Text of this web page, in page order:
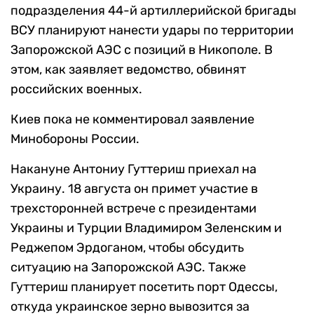
подразделения 44-й артиллерийской бригады
ВСУ планируют нанести удары по территории
Запорожской АЭС с позиций в Никополе. В
этом, как заявляет ведомство, обвинят
российских военных.
Киев пока не комментировал заявление
Минобороны России.
Накануне Антониу Гуттериш приехал на
Украину. 18 августа он примет участие в
трехсторонней встрече с президентами
Украины и Турции Владимиром Зеленским и
Реджепом Эрдоганом, чтобы обсудить
ситуацию на Запорожской АЭС. Также
Гуттериш планирует посетить порт Одессы,
откуда украинское зерно вывозится за